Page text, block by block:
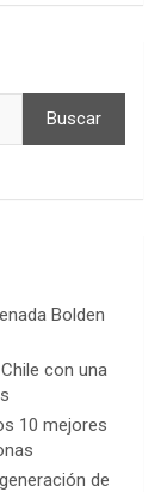
Buscar
Bolden
con una
10 mejores
de